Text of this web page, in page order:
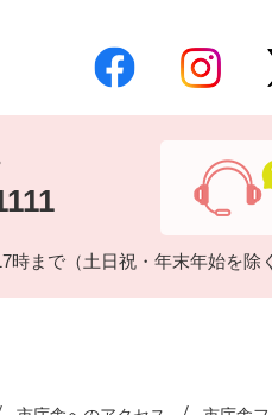
時まで（土日祝・年末年始を除